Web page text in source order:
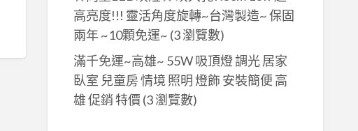
高亮度!!! 靈活角度旋轉~台灣製造~ 保固
兩年 ~10顆免運~ (3 瀏覽數)
滿千免運~高雄~ 55W 吸頂燈 調光 居家
臥室 兒童房 情境 照明 燈飾 安裝簡便 高
雄 促銷 特價(3 瀏覽數)